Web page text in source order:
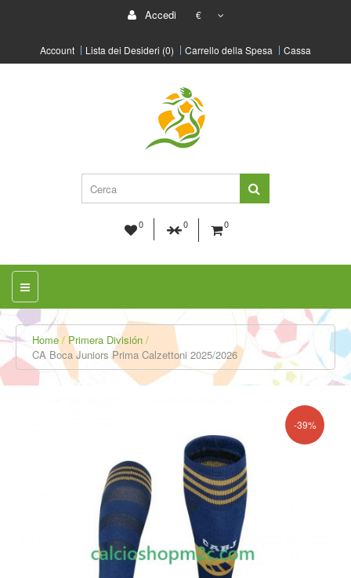
Accedi €
Account Lista dei Desideri (0) Carrello della Spesa Cassa
0 0 0
Home
Primera División
CA Boca Juniors Prima Calzettoni 2025/2026
-39%